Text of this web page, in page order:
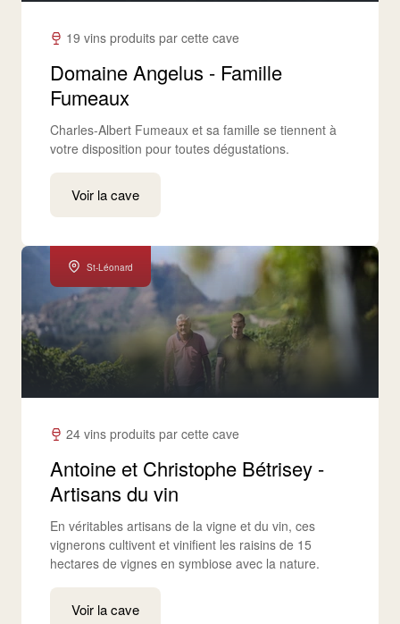
19 vins produits par cette cave
Domaine Angelus - Famille
Fumeaux
Charles-Albert Fumeaux et sa famille se tiennent à
votre disposition pour toutes dégustations.
Voir la cave
St-Léonard
24 vins produits par cette cave
Antoine et Christophe Bétrisey -
Artisans du vin
En véritables artisans de la vigne et du vin, ces
vignerons cultivent et vinifient les raisins de 15
hectares de vignes en symbiose avec la nature.
Voir la cave